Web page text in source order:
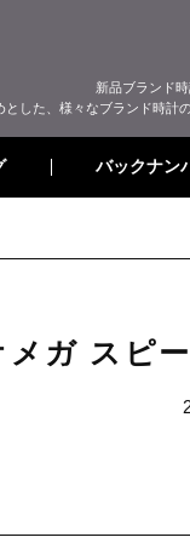
新品ブランド
した、様々なブランド時計
バックナン
メガ スピ